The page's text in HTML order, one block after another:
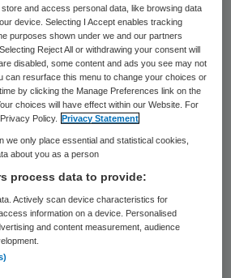
uitspraken
van fraude met
de Leeuwarder Courant
het Noorden. Mensen die
op langdurige zorg,
Een wetswijzing is nodig
duren.
zorgfraudekwestie in een
de Leeuwarder Courant
Hoewel er
and access personal data, like browsing data
device. Selecting I Accept enables tracking
purposes shown under we and our partners
Reject All or withdrawing your consent will
disabled, some content and ads you see may not
can resurface this menu to change your choices or
by clicking the Manage Preferences link on the
choices will have effect within our Website. For
Policy.
Privacy Statement
we only place essential and statistical cookies,
about you as a person
process data to provide:
Actively scan device characteristics for
information on a device. Personalised
and content measurement, audience